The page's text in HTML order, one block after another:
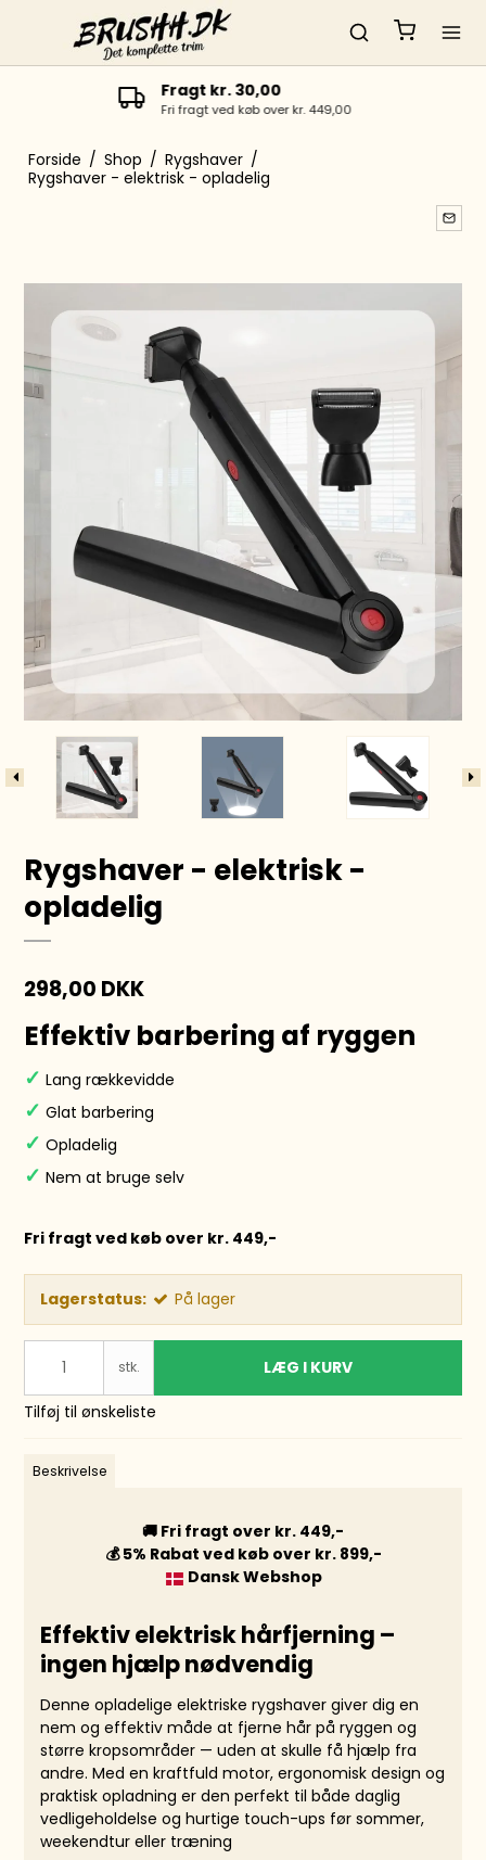
Hurtig levering
1-4 dage
Forside / Shop / Rygshaver /
Rygshaver - elektrisk - opladelig
Rygshaver - elektrisk -
opladelig
298,00 DKK
Effektiv barbering af ryggen
✓Lang rækkevidde
✓Glat barbering
✓Opladelig
✓Nem at bruge selv
Fri fragt ved køb over kr. 449,-
Lagerstatus: På lager
stk. LÆG I KURV
Tilføj til ønskeliste
Beskrivelse
🚚 Fri fragt over kr. 449,-
💰 5% Rabat ved køb over kr. 899,-
Dansk Webshop
Effektiv elektrisk hårfjerning –
ingen hjælp nødvendig
Denne opladelige elektriske rygshaver giver dig en
nem og effektiv måde at fjerne hår på ryggen og
større kropsområder — uden at skulle få hjælp fra
andre. Med en kraftfuld motor, ergonomisk design og
praktisk opladning er den perfekt til både daglig
vedligeholdelse og hurtige touch-ups før sommer,
weekendtur eller træning